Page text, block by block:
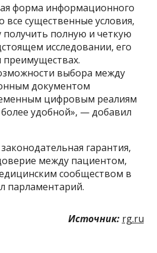
форма информационного
все существенные условия,
получить полную и четкую
исследовании, его
выбора между
документом
цифровым реалиям
удобной», — добавил
гарантия,
между пациентом,
сообществом в
парламентарий.
Источник: rg.ru